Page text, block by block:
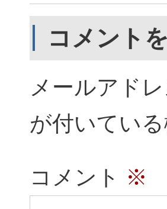
コメント
メールアド
が付いてい
コメント ※